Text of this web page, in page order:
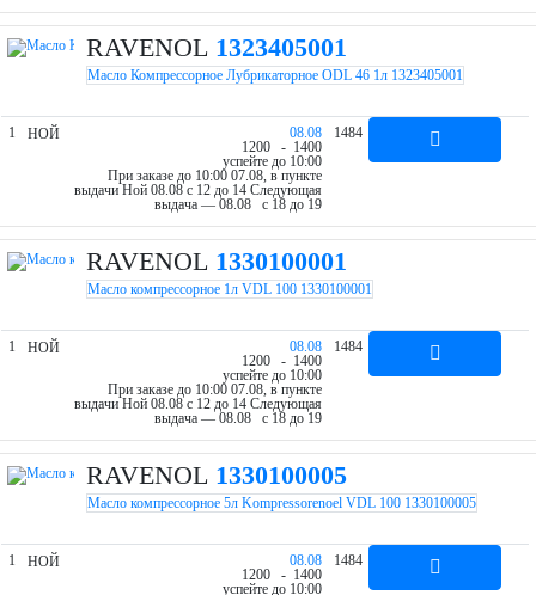
RAVENOL 1323405001
Масло Компрессорное Лубрикаторное ODL 46 1л 1323405001
1 НОЙ
08.08
1200 - 1400
успейте до 10:00
При заказе до 10:00 07.08, в пункте
выдачи Ной 08.08 c 12 до 14 Следующая
выдача — 08.08 c 18 до 19
1484
RAVENOL 1330100001
Масло компрессорное 1л VDL 100 1330100001
1 НОЙ
08.08
1200 - 1400
успейте до 10:00
При заказе до 10:00 07.08, в пункте
выдачи Ной 08.08 c 12 до 14 Следующая
выдача — 08.08 c 18 до 19
1484
RAVENOL 1330100005
Масло компрессорное 5л Kompressorenoel VDL 100 1330100005
1 НОЙ
08.08
1200 - 1400
успейте до 10:00
1484